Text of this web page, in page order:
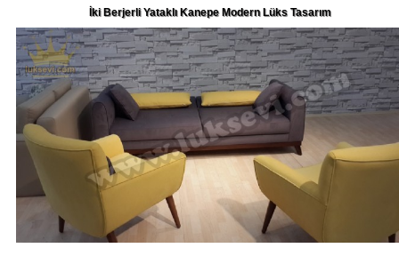
İki Berjerli Yataklı Kanepe Modern Lüks Tasarım